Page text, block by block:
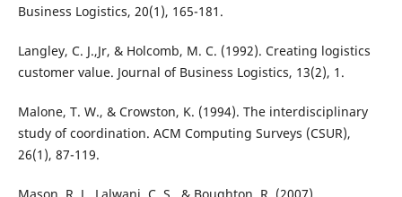
Business Logistics, 20(1), 165-181.
Langley, C. J.,Jr, & Holcomb, M. C. (1992). Creating logistics
customer value. Journal of Business Logistics, 13(2), 1.
Malone, T. W., & Crowston, K. (1994). The interdisciplinary
study of coordination. ACM Computing Surveys (CSUR),
26(1), 87-119.